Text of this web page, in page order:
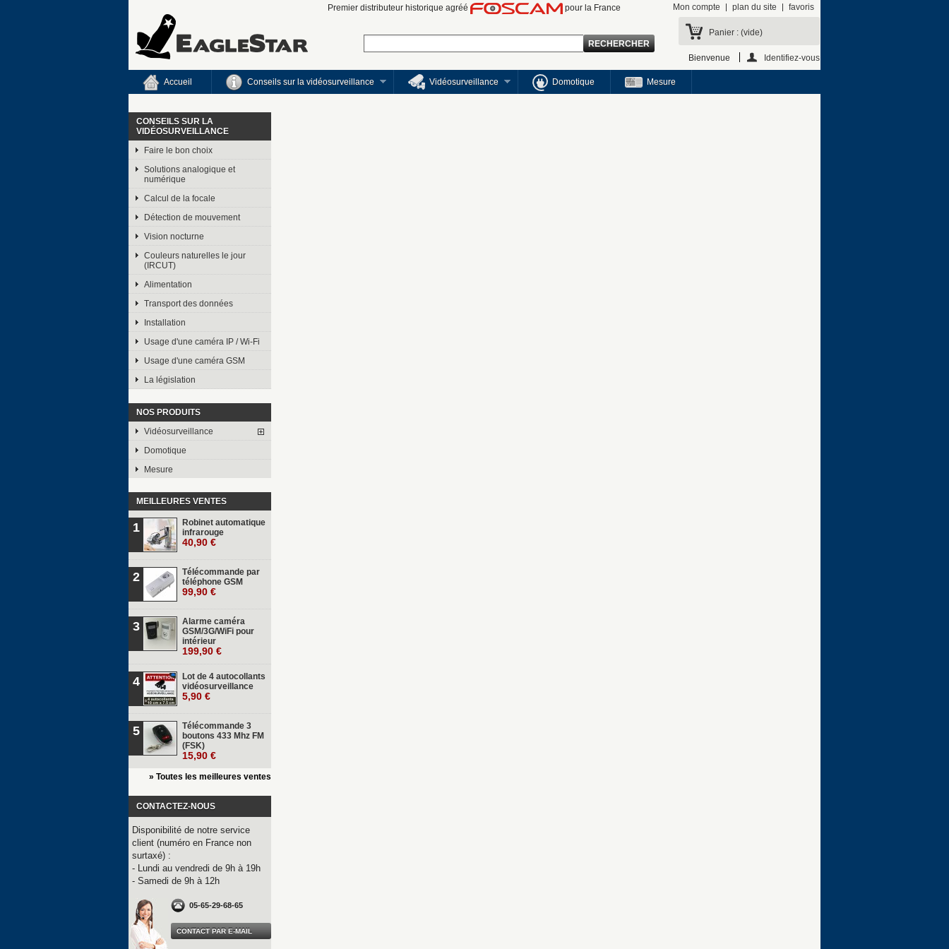
Premier distributeur historique agréé pour la France Mon compte plan du site favoris
Panier : (vide)
Bienvenue Identifiez-vous
Accueil Conseils sur la vidéosurveillance Vidéosurveillance Domotique Mesure
CONSEILS SUR LA
VIDÉOSURVEILLANCE
Faire le bon choix
Solutions analogique et
numérique
Calcul de la focale
Détection de mouvement
Vision nocturne
Couleurs naturelles le jour
(IRCUT)
Alimentation
Transport des données
Installation
Usage d'une caméra IP / Wi-Fi
Usage d'une caméra GSM
La législation
NOS PRODUITS
Vidéosurveillance
Domotique
Mesure
MEILLEURES VENTES
1
Robinet automatique
infrarouge
40,90 €
2
Télécommande par
téléphone GSM
99,90 €
3
Alarme caméra
GSM/3G/WiFi pour
intérieur
199,90 €
4
Lot de 4 autocollants
vidéosurveillance
5,90 €
5
Télécommande 3
boutons 433 Mhz FM
(FSK)
15,90 €
» Toutes les meilleures ventes
CONTACTEZ-NOUS
Disponibilité de notre service
client (numéro en France non
surtaxé) :
- Lundi au vendredi de 9h à 19h
- Samedi de 9h à 12h
05-65-29-68-65
CONTACT PAR E-MAIL